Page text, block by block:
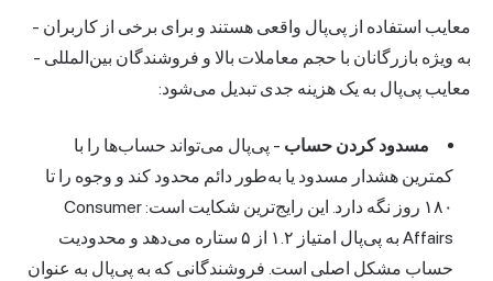
معایب استفاده از پی‌پال واقعی هستند و برای برخی از کاربران -
به ویژه بازرگانان با حجم معاملات بالا و فروشندگان بین‌المللی -
معایب پی‌پال به یک هزینه جدی تبدیل می‌شود:
مسدود کردن حساب - پی‌پال می‌تواند حساب‌ها را با
کمترین هشدار مسدود یا به‌طور دائم محدود کند و وجوه را تا
۱۸۰ روز نگه دارد. این رایج‌ترین شکایت است: Consumer
Affairs به پی‌پال امتیاز ۱.۲ از ۵ ستاره می‌دهد و محدودیت
حساب مشکل اصلی است. فروشندگانی که به پی‌پال به عنوان